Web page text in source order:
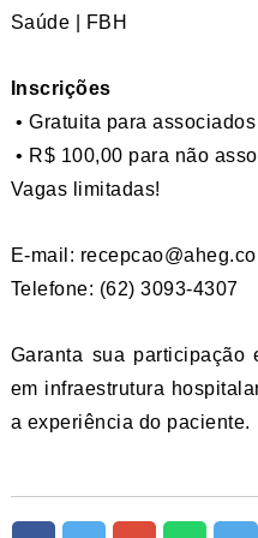
Saúde | FBH
Inscrições
• Gratuita para
• R$ 100,00 para não
Vagas limitadas!
E-mail:
Telefone: (62) 3093-4307
Garanta sua participação
em infraestrutura
a experiência do paciente.